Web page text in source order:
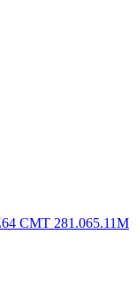
CMT 281.065.11M